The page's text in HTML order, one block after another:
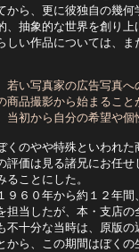
から、更に彼独自の幾
的、抽象的な世界を
い作品については、ま
若い写真家の広告写真
商品撮影から始まるこ
当初から自分の希望や
のやや特殊といわれた
評価は見る諸兄にお任
てみること
６０年から約１２年間
担当したが、本・支店
識も不十分な当
ら、この期間はぼくの